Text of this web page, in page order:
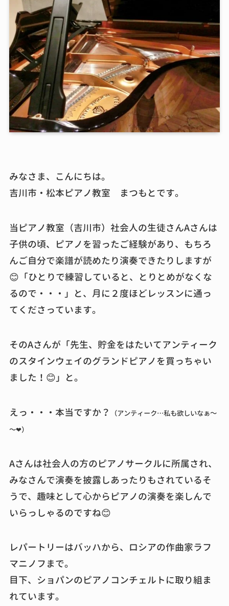
みなさま、こんにちは。
吉川市・松本ピアノ教室 まつもとです。
当ピアノ教室（吉川市）社会人の生徒さんAさんは
子供の頃、ピアノを習ったご経験があり、もちろ
んご自分で楽譜が読めたり演奏できたりしますが
😊「ひとりで練習していると、とりとめがなくな
るので・・・」と、月に２度ほどレッスンに通っ
てくださっています。
そのAさんが「先生、貯金をはたいてアンティーク
のスタインウェイのグランドピアノを買っちゃい
ました！😊」と。
えっ・・・本当ですか？
（アンティーク…私も欲しいなぁ～
～❤）
Aさんは社会人の方のピアノサークルに所属され、
みなさんで演奏を披露しあったりもされているそ
うで、趣味として心からピアノの演奏を楽しんで
いらっしゃるのですね😊
レパートリーはバッハから、ロシアの作曲家ラフ
マニノフまで。
目下、ショパンのピアノコンチェルトに取り組ま
れています。